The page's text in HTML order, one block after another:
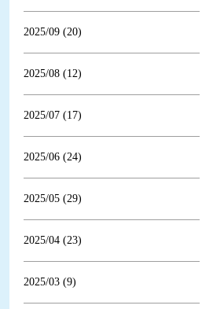
2025/09 (20)
2025/08 (12)
2025/07 (17)
2025/06 (24)
2025/05 (29)
2025/04 (23)
2025/03 (9)